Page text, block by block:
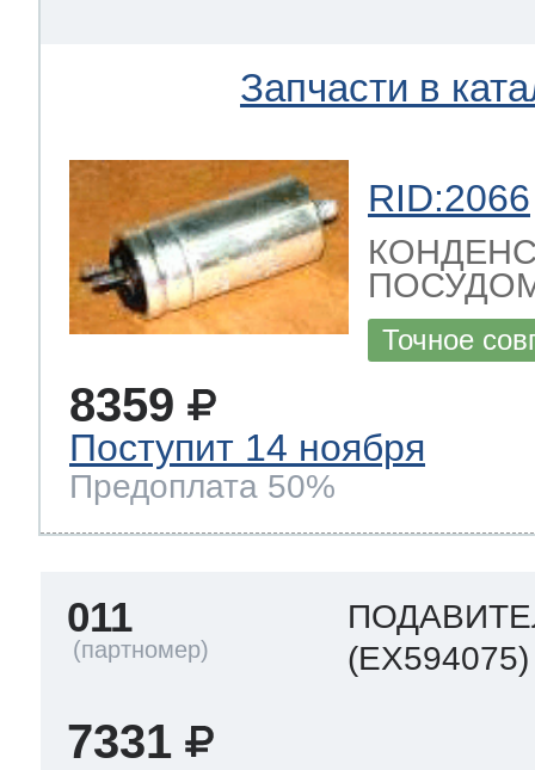
Запчасти в
RID:2066
Точное
8359
Поступит 14 ноября
Предоплата 50%
011
(EX594075)
7331